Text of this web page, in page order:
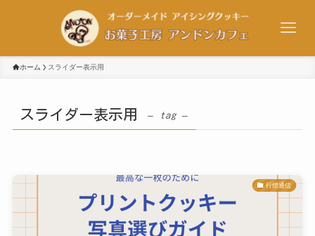
ホーム スライダー表示用
スライダー表示用 – tag –
行燈通信